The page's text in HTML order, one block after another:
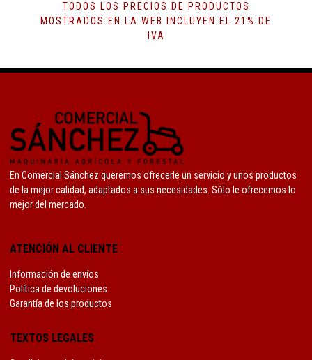
TODOS LOS PRECIOS DE PRODUCTOS
MOSTRADOS EN LA WEB INCLUYEN EL 21% DE
IVA
En Comercial Sánchez queremos ofrecerle un servicio y unos productos
de la mejor calidad, adaptados a sus necesidades. Sólo le ofrecemos lo
mejor del mercado.
ATENCIÓN AL CLIENTE
Información de envíos
Política de devoluciones
Garantía de los productos
TEXTOS LEGALES